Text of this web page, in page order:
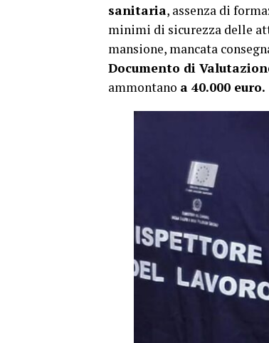
sanitaria, assenza di
minimi di sicurezza delle
mansione, mancata
Documento di
ammontano a 40.000 euro.